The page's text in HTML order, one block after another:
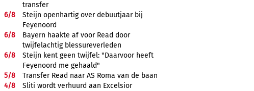
transfer
6/8
Steijn openhartig over debuutjaar bij
Feyenoord
6/8
Bayern haakte af voor Read door
twijfelachtig blessureverleden
6/8
Steijn kent geen twijfel: "Daarvoor heeft
Feyenoord me gehaald"
5/8
Transfer Read naar AS Roma van de baan
4/8
Sliti wordt verhuurd aan Excelsior